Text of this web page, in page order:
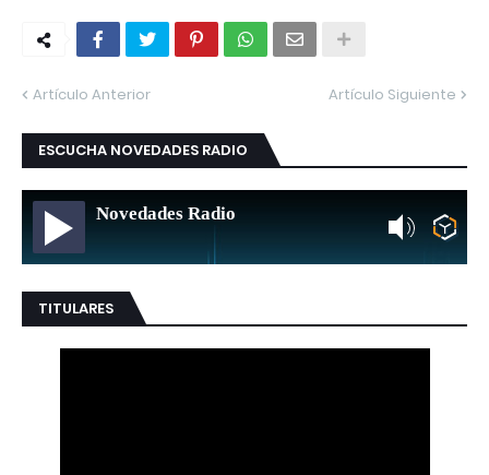
Artículo Anterior Artículo Siguiente
ESCUCHA NOVEDADES RADIO
Novedades Radio
TITULARES